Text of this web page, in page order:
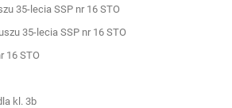
35-lecia SSP nr 16 STO
35-lecia SSP nr 16 STO
16 STO
kl. 3b